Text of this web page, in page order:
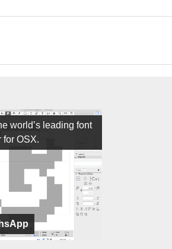
world’s leading font
for OSX.